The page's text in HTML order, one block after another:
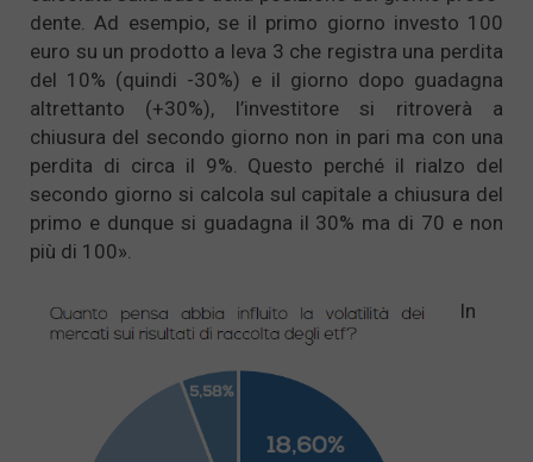
dente. Ad esempio, se il primo giorno investo 100
euro su un prodotto a leva 3 che registra una perdita
del 10% (quindi -30%) e il giorno dopo guadagna
altrettanto (+30%), l’investitore si ritroverà a
chiusura del secondo giorno non in pari ma con una
perdita di circa il 9%. Questo perché il rialzo del
secondo giorno si calcola sul capitale a chiusura del
primo e dunque si guadagna il 30% ma di 70 e non
più di 100».
In